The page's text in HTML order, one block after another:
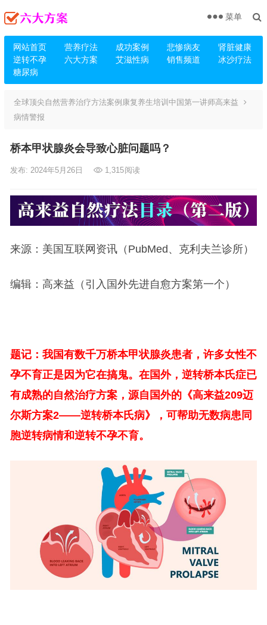
网站首页 营养疗法 成功案例 悲惨病友
肾脏健康
逆转不孕
六大方案 艾滋性病 销售频道
冰沙疗法
糖尿病
菜单
全球顶尖自然营养治疗方法案例康复养生培训中国第一讲师高来益
病情警报
桥本甲状腺炎会导致心脏问题吗？
发布: 2024年5月26日 1,315阅读
来源：美国互联网资讯（PubMed、克利夫兰诊所）
编辑：高来益（引入国外先进自愈方案第一个）
题记：我国有数千万桥本甲状腺炎患者，许多女性不
孕不育正是因为它在搞鬼。在国外，逆转桥本氏症已
有成熟的自然治疗方案，源自国外的《高来益209迈
尔斯方案2——逆转桥本氏病》，可帮助无数病患同
胞逆转病情和逆转不孕不育。